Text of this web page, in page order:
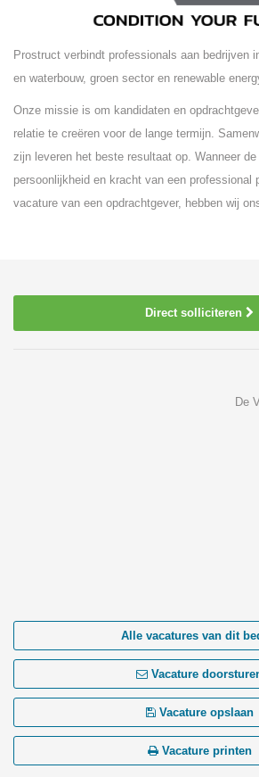
Prostruct verbindt professionals aan bedrijven
en waterbouw, groen sector en renewable
Onze missie is om kandidaten en
relatie te creëren voor de lange termijn.
zijn leveren het beste resultaat op. Wanneer
persoonlijkheid en kracht van een professional
vacature van een opdrachtgever, hebben wij
Direct solliciteren
De
Alle vacatures van dit
Vacature
Vacature opslaan
Vacature printen